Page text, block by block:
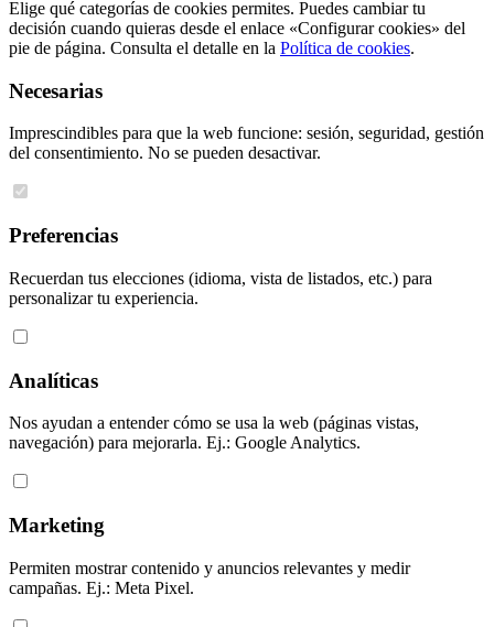
Elige qué categorías de cookies permites. Puedes cambiar tu
decisión cuando quieras desde el enlace «Configurar cookies» del
pie de página. Consulta el detalle en la Política de cookies.
Necesarias
Imprescindibles para que la web funcione: sesión, seguridad, gestión
del consentimiento. No se pueden desactivar.
Preferencias
Recuerdan tus elecciones (idioma, vista de listados, etc.) para
personalizar tu experiencia.
Analíticas
Nos ayudan a entender cómo se usa la web (páginas vistas,
navegación) para mejorarla. Ej.: Google Analytics.
Marketing
Permiten mostrar contenido y anuncios relevantes y medir
campañas. Ej.: Meta Pixel.